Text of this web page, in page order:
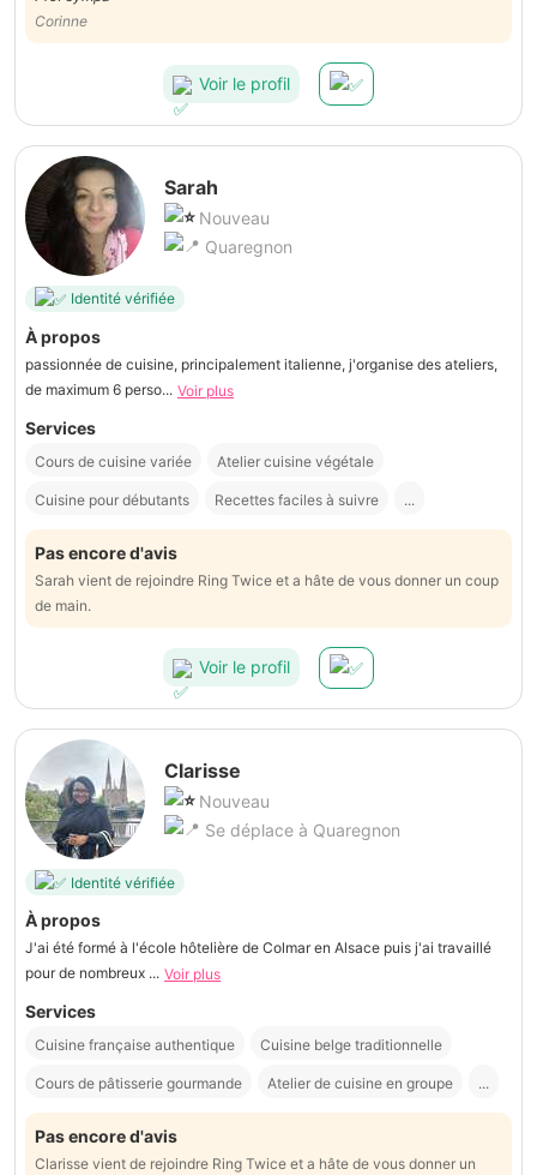
Corinne
Voir le profil
Sarah
Nouveau
Quaregnon
Identité vérifiée
À propos
passionnée de cuisine, principalement italienne, j'organise des ateliers,
de maximum 6 perso... Voir plus
Services
Cours de cuisine variée Atelier cuisine végétale
Cuisine pour débutants Recettes faciles à suivre ...
Pas encore d'avis
Sarah vient de rejoindre Ring Twice et a hâte de vous donner un coup
de main.
Voir le profil
Clarisse
Nouveau
Se déplace à Quaregnon
Identité vérifiée
À propos
J'ai été formé à l'école hôtelière de Colmar en Alsace puis j'ai travaillé
pour de nombreux ... Voir plus
Services
Cuisine française authentique Cuisine belge traditionnelle
Cours de pâtisserie gourmande Atelier de cuisine en groupe ...
Pas encore d'avis
Clarisse vient de rejoindre Ring Twice et a hâte de vous donner un